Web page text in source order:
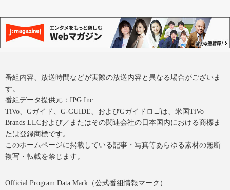
番組内容、放送時間などが実際の放送内容と異なる場合がございま
す。
番組データ提供元：IPG Inc.
TiVo、Gガイド、G-GUIDE、およびGガイドロゴは、米国TiVo
Brands LLCおよび／またはその関連会社の日本国内における商標ま
たは登録商標です。
このホームページに掲載している記事・写真等あらゆる素材の無断
複写・転載を禁じます。
Official Program Data Mark（公式番組情報マーク）